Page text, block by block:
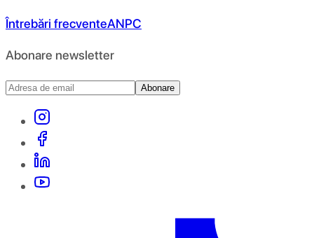
Întrebări frecventeANPC
Abonare newsletter
Abonare